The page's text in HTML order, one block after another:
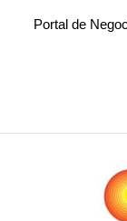
Portal de